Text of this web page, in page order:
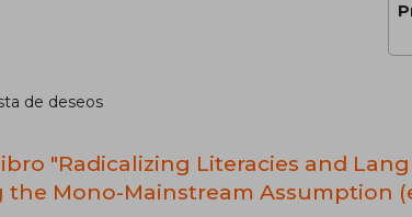
de deseos
"Radicalizing Literacies and
the Mono-Mainstream Assumption